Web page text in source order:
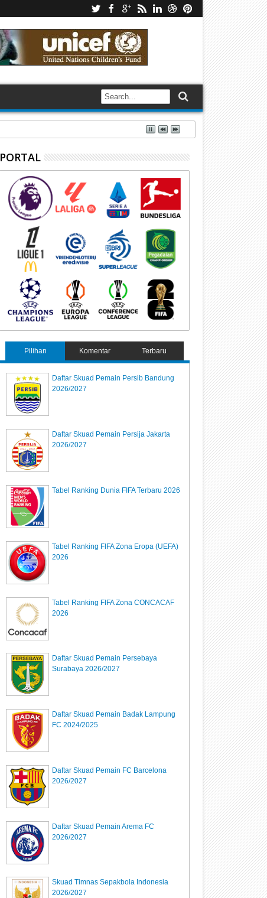
PORTAL
Pilihan Komentar Terbaru
Daftar Skuad Pemain Persib Bandung
2026/2027
Daftar Skuad Pemain Persija Jakarta
2026/2027
Tabel Ranking Dunia FIFA Terbaru 2026
Tabel Ranking FIFA Zona Eropa (UEFA)
2026
Tabel Ranking FIFA Zona CONCACAF
2026
Daftar Skuad Pemain Persebaya
Surabaya 2026/2027
Daftar Skuad Pemain Badak Lampung
FC 2024/2025
Daftar Skuad Pemain FC Barcelona
2026/2027
Daftar Skuad Pemain Arema FC
2026/2027
Skuad Timnas Sepakbola Indonesia
2026/2027